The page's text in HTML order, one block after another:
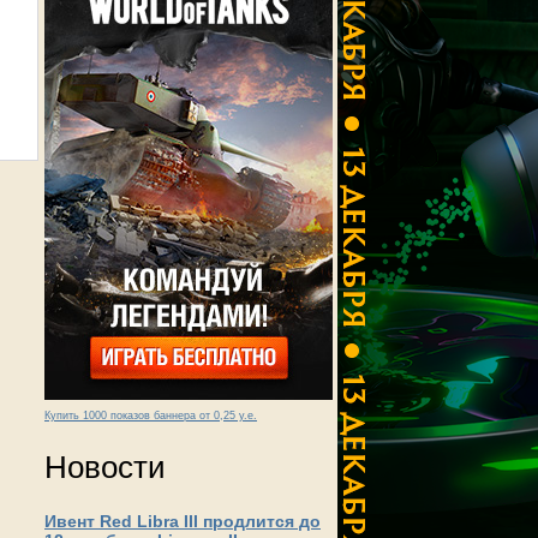
Купить 1000 показов баннера от 0,25 у.е.
Новости
Ивент Red Libra III продлится до